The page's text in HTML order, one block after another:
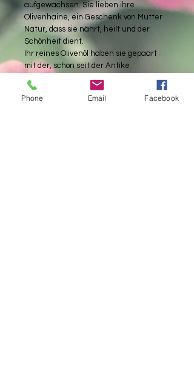
aufgewachsen. Sie lieben ihre
Olivenhaine, ein Geschenk von Mutter
Natur, dass sie nährt, heilt und der
Schönheit dient.
Ihr reines Olivenöl haben sie gepaart
mit der, schon seit der Antike
bekannten Heilpflanze Aloe Vera, eine
unglaublich heilende Kombination für
die Gesichts- und Körperpflege. Ihre
Phone Email Facebook